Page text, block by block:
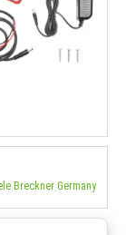
Breckner Germany